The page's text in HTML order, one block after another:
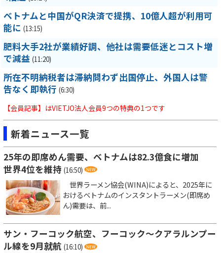
ベトナムと中国がQR決済で提携、10億人超が利用可
能に (13:15)
肥料大手2社が業績好調、他社は需要低迷とコスト増
で減益 (11:20)
所在不明納税者は滞納問わず出国停止、外国人は警
告なく即執行 (6:30)
【会員記事】はVIETJO法人会員9つの特典の1つです
新着ニュース一覧
25年の即席めん需要、ベトナムは82.3億食に増加
世界4位を維持 (16:50)
世界ラーメン協会(WINA)によると、2025年に
おけるベトナムのインスタントラーメン(即席め
ん)需要は、前...
サン・フーコック航空、フーコック～クアラルンプー
ル線を9月就航 (16:10)